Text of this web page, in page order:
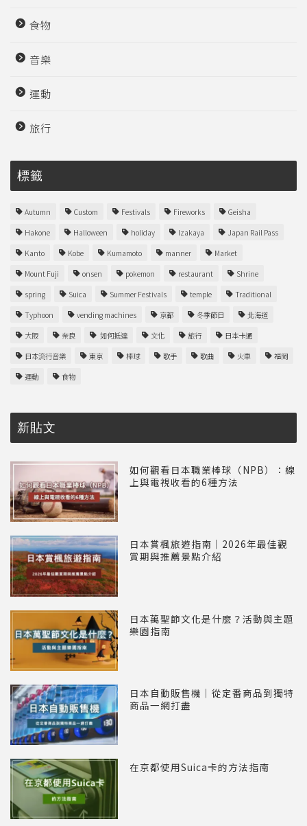
食物
音樂
運動
旅行
標籤
Autumn Custom Festivals Fireworks
Geisha
Hakone
Halloween holiday Izakaya
Japan Rail Pass
Kanto
Kobe Kumamoto manner
Market
Mount Fuji
onsen pokemon restaurant
Shrine
spring
Suica Summer Festivals temple
Traditional
Typhoon
vending machines 京都 冬季節日
北海道
大阪
奈良 如何抵達 文化 旅行
日本卡通
日本流行音樂
東京 棒球 歌手 歌曲 火車
福岡
運動
食物
新貼文
如何觀看日本職業棒球（NPB）：線
上與電視收看的6種方法
日本賞楓旅遊指南｜2026年最佳觀
賞期與推薦景點介紹
日本萬聖節文化是什麼？活動與主題
樂園指南
日本自動販售機｜從定番商品到獨特
商品一網打盡
在京都使用Suica卡的方法指南